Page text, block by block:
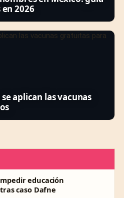
2026
aplican las vacunas
educación
caso Dafne